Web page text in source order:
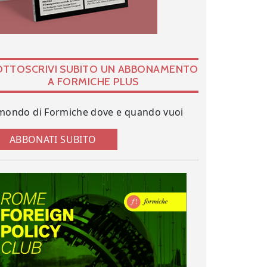
SUBITO UN ABBONAMENTO
A FORMICHE PLUS
di Formiche dove e quando vuoi
ABBONATI SUBITO